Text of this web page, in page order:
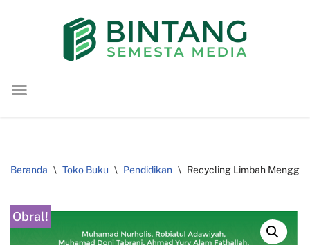
konten
Beranda \ Toko Buku \ Pendidikan \ Recycling Limbah
Obral!